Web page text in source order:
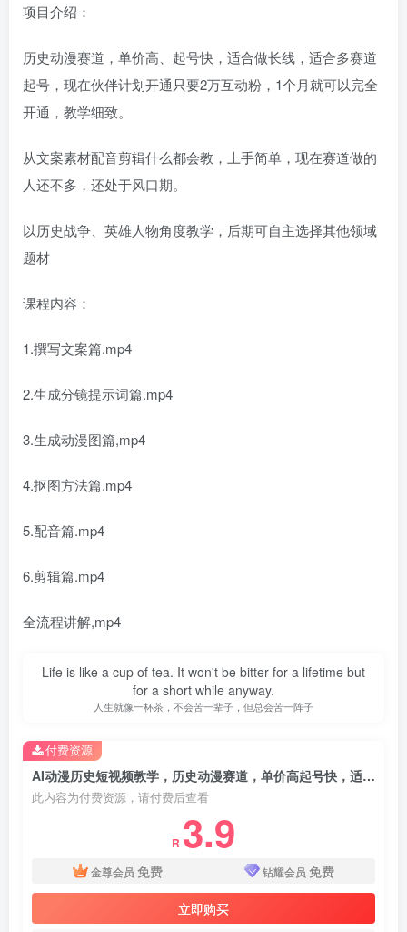
项目介绍：
历史动漫赛道，单价高、起号快，适合做长线，适合多赛道
起号，现在伙伴计划开通只要2万互动粉，1个月就可以完全
开通，教学细致。
从文案素材配音剪辑什么都会教，上手简单，现在赛道做的
人还不多，还处于风口期。
以历史战争、英雄人物角度教学，后期可自主选择其他领域
题材
课程内容：
1.撰写文案篇.mp4
2.生成分镜提示词篇.mp4
3.生成动漫图篇,mp4
4.抠图方法篇.mp4
5.配音篇.mp4
6.剪辑篇.mp4
全流程讲解,mp4
Life is like a cup of tea. It won't be bitter for a lifetime but
for a short while anyway.
人生就像一杯茶，不会苦一辈子，但总会苦一阵子
AI动漫历史短视频教学，历史动漫赛道，单价高起号快，适合长期操作
此内容为付费资源，请付费后查看
R 3.9
金尊会员 免费 钻耀会员 免费
立即购买
付费资源